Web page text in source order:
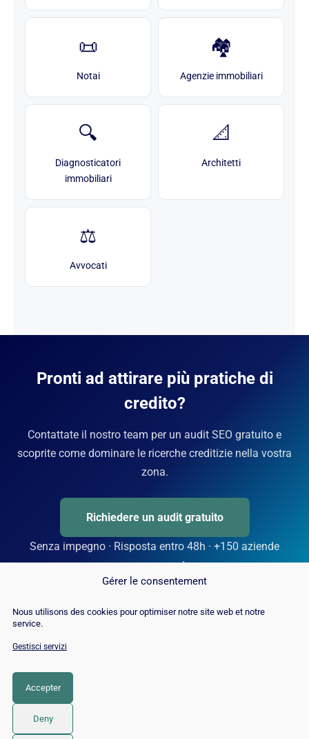
Gérer le consentement
Nous utilisons des cookies pour optimiser notre site web et notre
service.
Gestisci servizi
Accepter
Deny
📜
Notai
🏘️
Agenzie immobiliari
🔍
Diagnosticatori
immobiliari
📐
Architetti
⚖️
Avvocati
Pronti ad attirare più pratiche di
credito?
Contattate il nostro team per un audit SEO gratuito e
scoprite come dominare le ricerche creditizie nella vostra
zona.
Richiedere un audit gratuito
Senza impegno · Risposta entro 48h · +150 aziende
accompagnate
© 2026 Twaino